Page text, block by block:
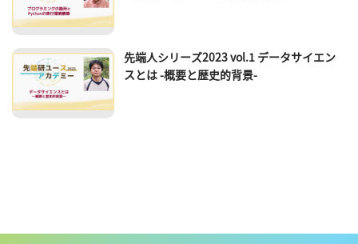
先端人シリーズ2023 vol.1 データサイエン
スとは -概要と歴史的背景-